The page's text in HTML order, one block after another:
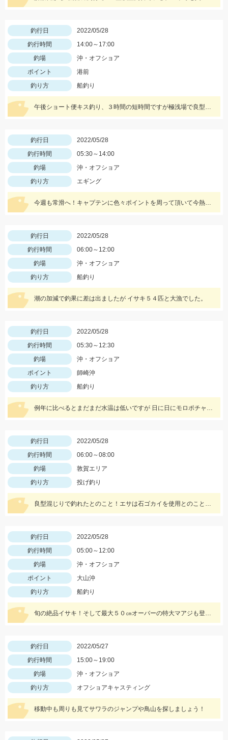
釣行日
2022/05/28
釣行時間
14:00～17:00
釣場
沖・オフショア
ポイント
港前
釣り方
船釣り
午後ショート便キス釣り、３時間の短時間ですが極浅場で良型キス竿頭５０匹と入れ食い状態でした！
釣行日
2022/05/28
釣行時間
05:30～14:00
釣場
沖・オフショア
釣り方
エギング
今週も常滑へ！キャプテンに色々ポイントを周って頂いて今熱い３釣種を釣ることができました！！大興奮！！！
釣行日
2022/05/28
釣行時間
06:00～12:00
釣場
沖・オフショア
釣り方
船釣り
潮の加減で釣果に差は出ましたが イサキ５４匹と大漁でした。
釣行日
2022/05/28
釣行時間
05:30～12:30
釣場
沖・オフショア
ポイント
師崎沖
釣り方
船釣り
例年に比べるとまだまだ水温は低いですが 日に日にモロポチャギスの活性 高まってますよッ(^-^)
釣行日
2022/05/28
釣行時間
06:00～08:00
釣場
敦賀エリア
釣り方
投げ釣り
良型混じりで釣れたとのこと！エサは石ゴカイを使用とのことでした。
釣行日
2022/05/28
釣行時間
05:00～12:00
釣場
沖・オフショア
ポイント
大山沖
釣り方
船釣り
旬の絶品イサキ！そして最大５０㎝オーバーの特大マアジも登場しました。
釣行日
2022/05/27
釣行時間
15:00～19:00
釣場
沖・オフショア
釣り方
オフショアキャスティング
移動中も周りも見てサワラのジャンプや鳥山を探しましょう！